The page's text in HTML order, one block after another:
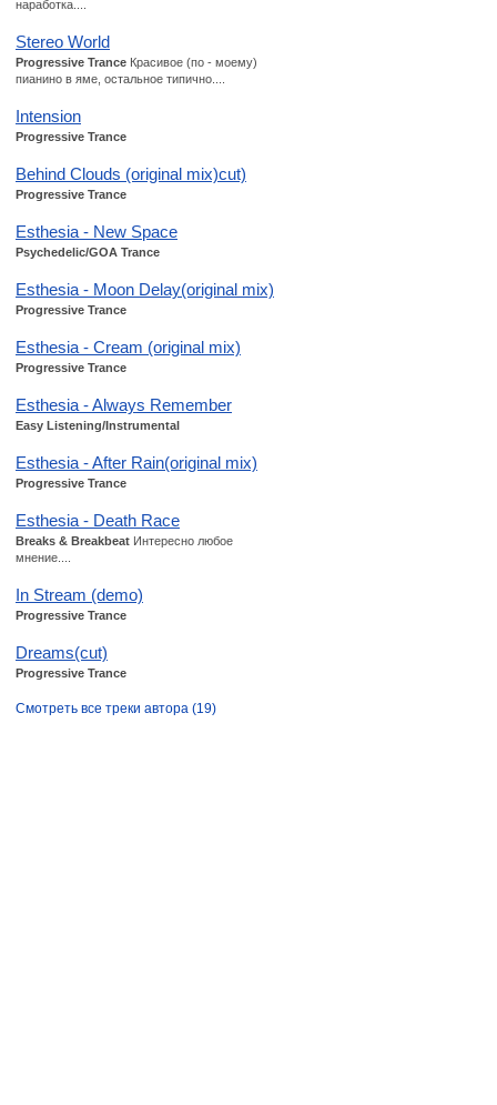
наработка....
Stereo World
Progressive Trance Красивое (по - моему)
пианино в яме, остальное типично....
Intension
Progressive Trance
Behind Clouds (original mix)cut)
Progressive Trance
Esthesia - New Space
Psychedelic/GOA Trance
Esthesia - Moon Delay(original mix)
Progressive Trance
Esthesia - Cream (original mix)
Progressive Trance
Esthesia - Always Remember
Easy Listening/Instrumental
Esthesia - After Rain(original mix)
Progressive Trance
Esthesia - Death Race
Breaks & Breakbeat Интересно любое
мнение....
In Stream (demo)
Progressive Trance
Dreams(cut)
Progressive Trance
Смотреть все треки автора (19)